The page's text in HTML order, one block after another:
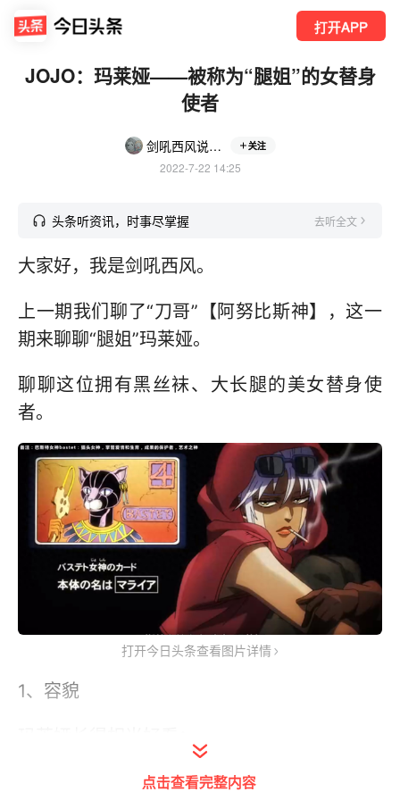
打开APP
JOJO：玛莱娅——被称为“腿姐”的女替身
使者
剑吼西风说动漫 关注
2022-7-22 14:25
头条听资讯，时事尽掌握 去听全文
大家好，我是剑吼西风。
上一期我们聊了“刀哥”【阿努比斯神】，这一
期来聊聊“腿姐”玛莱娅。
聊聊这位拥有黑丝袜、大长腿的美女替身使
者。
打开今日头条查看图片详情
1、容貌
银白发，杏黄仁，小麦肤色，有玲珑身段。
点击查看完整内容